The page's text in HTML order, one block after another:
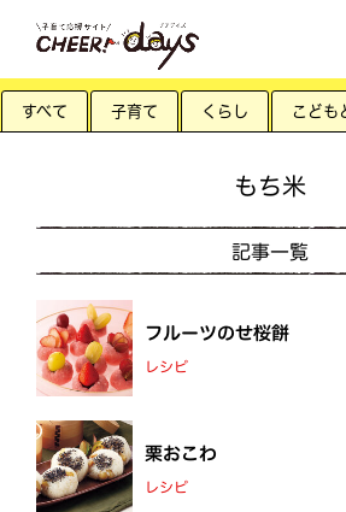
すべて 子育て くらし こども
もち米
記事一覧
フルーツのせ桜餅
レシピ
栗おこわ
レシピ